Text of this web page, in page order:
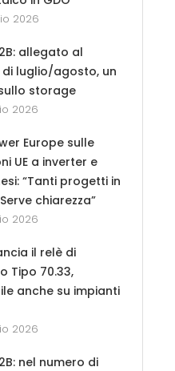
2026
allegato al
di luglio/agosto, un
storage
2026
Europe sulle
UE a inverter e
“Tanti progetti in
chiarezza”
2026
il relè di
Tipo 70.33,
anche su impianti
2026
nel numero di